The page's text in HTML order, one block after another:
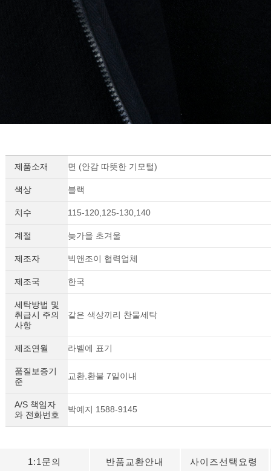
제품소재 면 (안감 따뜻한 기모털)
색상 블랙
치수 115-120,125-130,140
계절 늦가을 초겨울
제조자 빅앤조이 협력업체
제조국 한국
세탁방법 및
취급시 주의
사항
같은 색상끼리 찬물세탁
제조연월 라벨에 표기
품질보증기
준
교환,환불 7일이내
A/S 책임자
와 전화번호
박예지 1588-9145
1:1문의 반품교환안내 사이즈선택요령